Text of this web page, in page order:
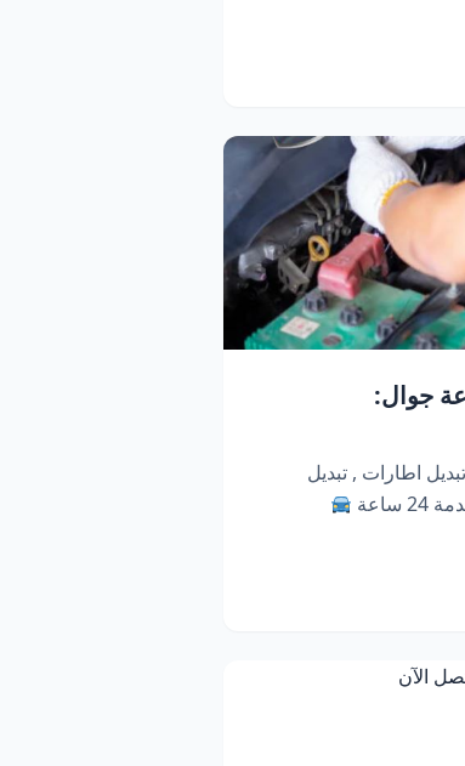
دبي | خدمة 24 ساعة جوال:
. خدمة 24 ساعة . تبديل اطارات , تبديل